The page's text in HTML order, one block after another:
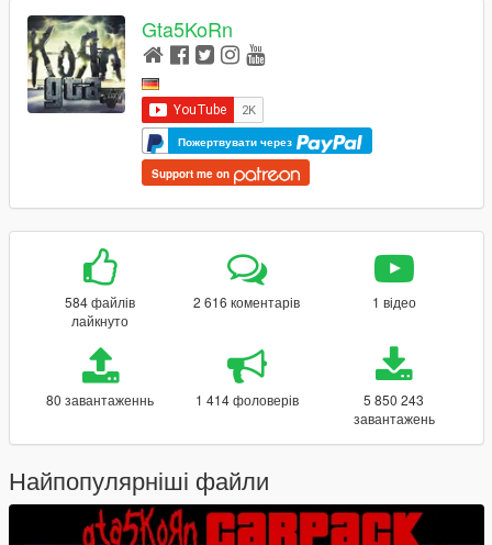
Gta5KoRn
Пожертвувати через
Support me on
584 файлів
лайкнуто
2 616 коментарів 1 відео
80 завантаженнь 1 414 фоловерів
5 850 243
завантажень
Найпопулярніші файли